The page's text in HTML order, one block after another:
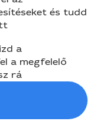
és tudd
a
a megfelelő
rá